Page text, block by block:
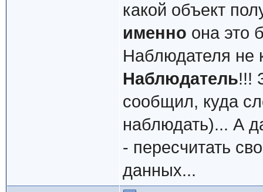
какой объект
именно она это
Наблюдателя не
Наблюдатель!!!
сообщил, куда
наблюдать)... А
- пересчитать
данных...